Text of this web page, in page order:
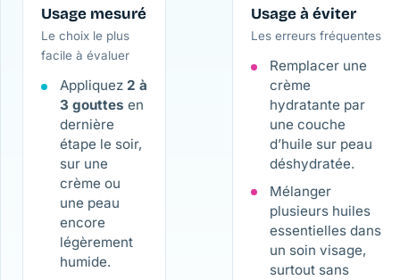
Usage mesuré
Le choix le plus
facile à évaluer
Appliquez 2 à
3 gouttes en
dernière
étape le soir,
sur une
crème ou
une peau
encore
légèrement
humide.
Usage à éviter
Les erreurs fréquentes
Remplacer une
crème
hydratante par
une couche
d’huile sur peau
déshydratée.
Mélanger
plusieurs huiles
essentielles dans
un soin visage,
surtout sans